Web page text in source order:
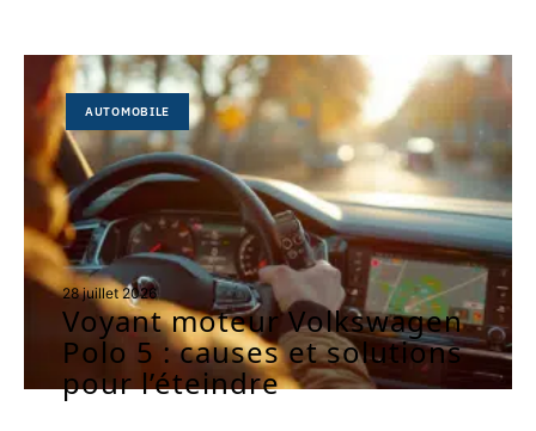
AUTOMOBILE
28 juillet 2026
Voyant moteur Volkswagen
Polo 5 : causes et solutions
pour l’éteindre